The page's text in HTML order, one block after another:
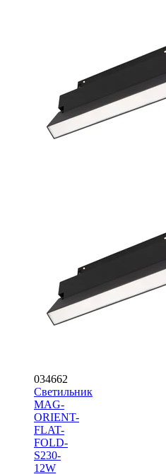
034662
Светильник
MAG-
ORIENT-
FLAT-
FOLD-
S230-
12W